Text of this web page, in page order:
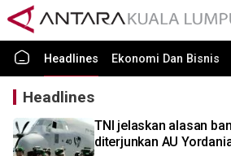
Headlines Ekonomi Dan Bisnis
Headlines
TNI jelaskan alasan
diterjunkan AU